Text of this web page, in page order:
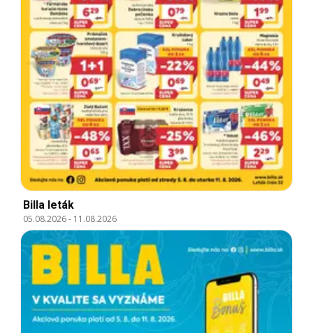
Billa leták
05.08.2026- 11.08.2026